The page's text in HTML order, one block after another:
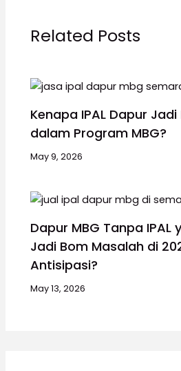
Related Posts
Kenapa IPAL Dapur
dalam Program MBG?
May 9, 2026
Dapur MBG Tanpa IPAL
Jadi Bom Masalah di
Antisipasi?
May 13, 2026